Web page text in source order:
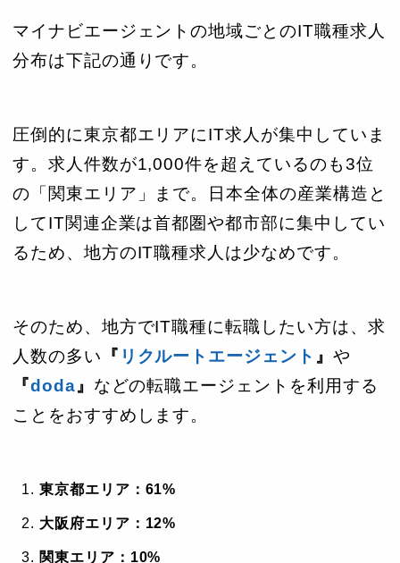
マイナビエージェントの地域ごとのIT職種求人
分布は下記の通りです。
圧倒的に東京都エリアにIT求人が集中していま
す。求人件数が1,000件を超えているのも3位
の「関東エリア」まで。日本全体の産業構造と
してIT関連企業は首都圏や都市部に集中してい
るため、地方のIT職種求人は少なめです。
そのため、地方でIT職種に転職したい方は、求
人数の多い 『 リクルートエージェント 』 や
『doda』 などの転職エージェントを利用する
ことをおすすめします。
東京都エリア：61%
大阪府エリア：12%
関東エリア：10%